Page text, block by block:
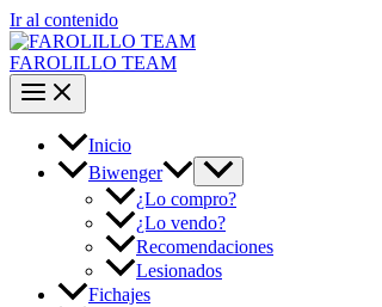
Ir al contenido
FAROLILLO TEAM
Inicio
Biwenger
¿Lo compro?
¿Lo vendo?
Recomendaciones
Lesionados
Fichajes